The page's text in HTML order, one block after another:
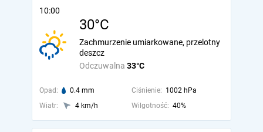
10:00
30°C
Odczuwalna 33°C
Zachmurzenie umiarkowane, przelotny
deszcz
Opad: 0.4 mm Ciśnienie: 1002 hPa
Wiatr:
4 km/h Wilgotność: 40%